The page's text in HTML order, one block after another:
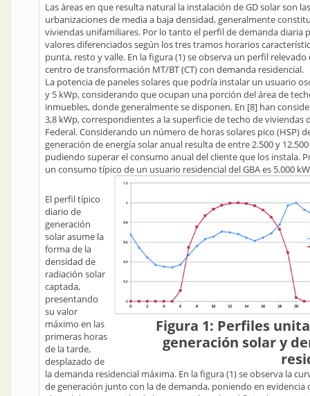
Las áreas en que resulta natural la instalación de GD solar son las
urbanizaciones de media a baja densidad, generalmente
viviendas unifamiliares. Por lo tanto el perfil de demanda diaria
valores diferenciados según los tres tramos horarios
punta, resto y valle. En la figura (1) se observa un perfil relevado
centro de transformación MT/BT (CT) con demanda residencial.
La potencia de paneles solares que podría instalar un usuario
y 5 kWp, considerando que ocupan una porción del área de
inmuebles, donde generalmente se disponen. En [8] han
3,8 kWp, correspondientes a la superficie de techo de viviendas
Federal. Considerando un número de horas solares pico (HSP)
generación de energía solar anual resulta de entre 2.500 y
pudiendo superar el consumo anual del cliente que los instala.
un consumo típico de un usuario residencial del GBA es 5.000
Figura 1: Perfiles
generación solar y
El perfil típico
diario de
generación
solar asume la
forma de la
densidad de
radiación solar
captada,
presentando
su valor
máximo en las
primeras horas
de la tarde,
desplazado de
la demanda residencial máxima. En la figura (1) se observa la
de generación junto con la de demanda, poniendo en evidencia